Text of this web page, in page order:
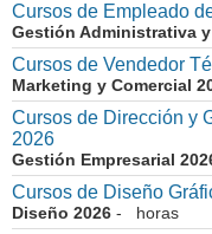
Cursos de Empleado
Gestión Administrativa
Cursos de Vendedor
Marketing y Comercial
Cursos de Dirección y
2026
Gestión Empresarial
Cursos de Diseño
Diseño 2026 - horas